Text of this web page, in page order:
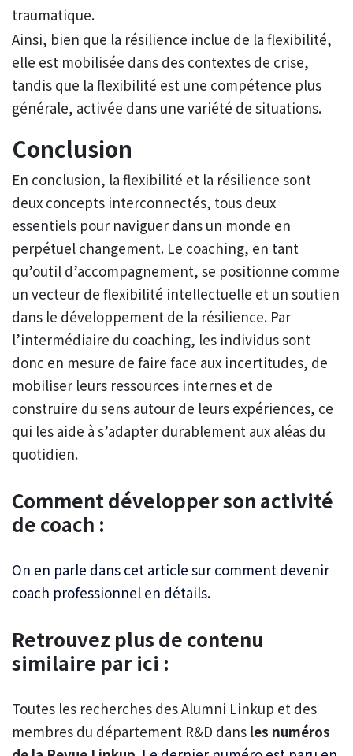
traumatique.
Ainsi, bien que la résilience inclue de la flexibilité,
elle est mobilisée dans des contextes de crise,
tandis que la flexibilité est une compétence plus
générale, activée dans une variété de situations.
Conclusion
En conclusion, la flexibilité et la résilience sont
deux concepts interconnectés, tous deux
essentiels pour naviguer dans un monde en
perpétuel changement. Le coaching, en tant
qu’outil d’accompagnement, se positionne comme
un vecteur de flexibilité intellectuelle et un soutien
dans le développement de la résilience. Par
l’intermédiaire du coaching, les individus sont
donc en mesure de faire face aux incertitudes, de
mobiliser leurs ressources internes et de
construire du sens autour de leurs expériences, ce
qui les aide à s’adapter durablement aux aléas du
quotidien.
Comment développer son activité
de coach :
On en parle dans cet article sur comment devenir
coach professionnel en détails.
Retrouvez plus de contenu
similaire par ici :
Toutes les recherches des Alumni Linkup et des
membres du département R&D dans les numéros